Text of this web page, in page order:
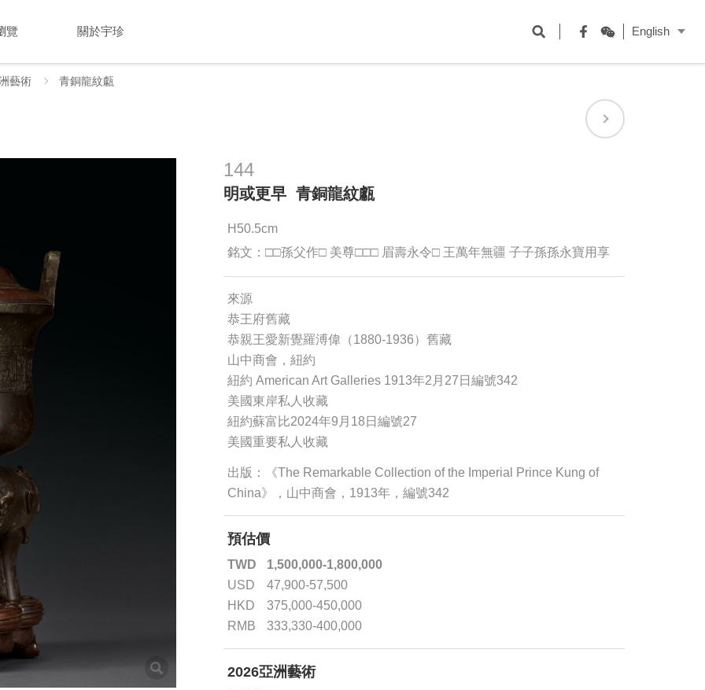
覽 關於宇珍
Facebook
WeChat
English
藝術 青銅龍紋甗
144
明或更早 青銅龍紋甗
H50.5cm
銘文：□□孫父作□ 美尊□□□ 眉壽永令□ 王萬年無疆 子子孫孫永寶用享
來源
恭王府舊藏
恭親王愛新覺羅溥偉（1880-1936）舊藏
山中商會，紐約
紐約 American Art Galleries 1913年2月27日編號342
美國東岸私人收藏
紐約蘇富比2024年9月18日編號27
美國重要私人收藏
出版：《The Remarkable Collection of the Imperial Prince Kung of
China》，山中商會，1913年，編號342
預估價
TWD
1,500,000-1,800,000
USD
47,900-57,500
HKD
375,000-450,000
RMB
333,330-400,000
2026亞洲藝術